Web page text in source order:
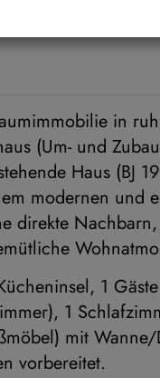
in
(Um- und
Haus (BJ
modernen und
direkte
1
1
mit
vorbereitet.